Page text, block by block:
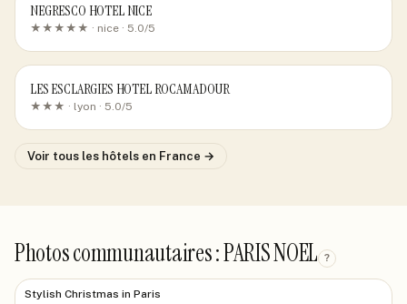
NEGRESCO HOTEL NICE
★★★★★ · nice · 5.0/5
LES ESCLARGIES HOTEL ROCAMADOUR
★★★ · lyon · 5.0/5
Voir tous les hôtels en France →
Photos communautaires : PARIS NOEL ?
Stylish Christmas in Paris